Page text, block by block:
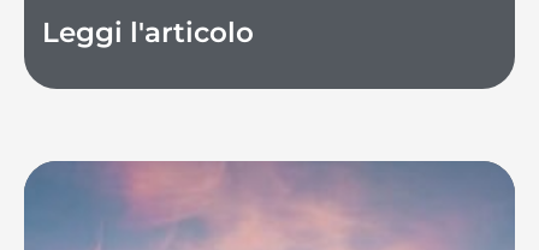
Leggi l'articolo